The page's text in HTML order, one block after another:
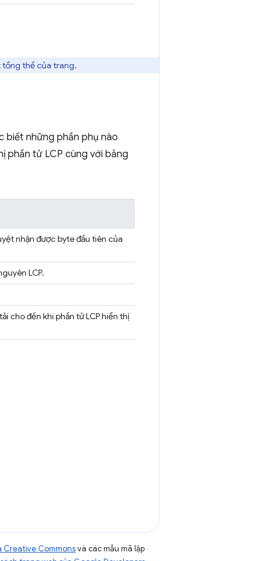
tổng thể của trang.
biết những phần phụ nào
phần tử LCP cùng với bảng
nhận được byte đầu tiên của
LCP.
cho đến khi phần tử LCP hiển thị
Creative Commonsvà các mẫu mã lập